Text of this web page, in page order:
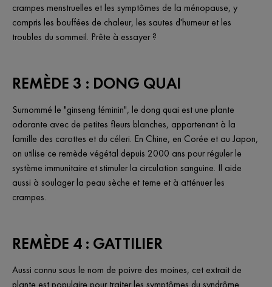
crampes menstruelles et les symptômes de la ménopause, y
compris les bouffées de chaleur, les sautes d'humeur et les
troubles du sommeil. Prête à essayer ?
REMÈDE 3 : DONG QUAI
Surnommé le "ginseng féminin", le dong quai est une plante
odorante avec de petites fleurs blanches, appartenant à la
famille des carottes et du céleri. En Chine, en Corée et au Japon,
on utilise ce remède végétal depuis 2000 ans pour réguler le
système immunitaire et stimuler la circulation sanguine. Il aide
aussi à soulager la peau sèche et terne et à atténuer les
crampes.
REMÈDE 4 : GATTILIER
Aussi connu sous le nom de poivre des moines, cet extrait de
plante est populaire pour traiter les symptômes du syndrôme